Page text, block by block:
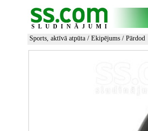
SLUDINĀJUMI
Sports, aktīvā atpūta / Ekipējums / Pārdod